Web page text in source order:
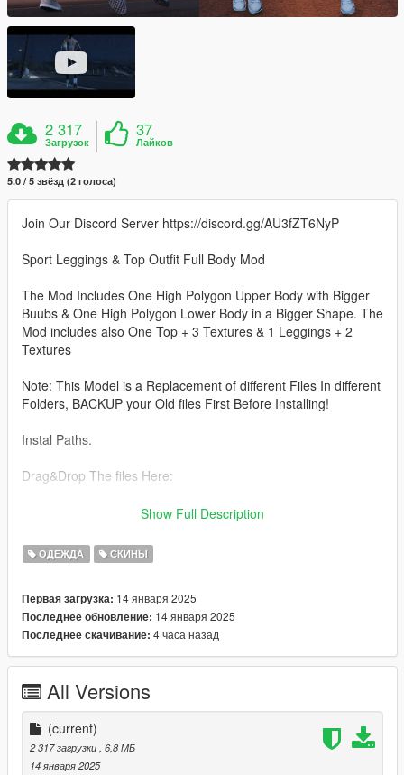
2 317
Загрузок
37
Лайков
5.0 / 5 звёзд (2 голоса)
Join Our Discord Server https://discord.gg/AU3fZT6NyP
Sport Leggings & Top Outfit Full Body Mod
The Mod Includes One High Polygon Upper Body with Bigger
Buubs & One High Polygon Lower Body in a Bigger Shape. The
Mod includes also One Top + 3 Textures & 1 Leggings + 2
Textures
Note: This Model is a Replacement of different Files In different
Folders, BACKUP your Old files First Before Installing!
Instal Paths.
Drag&Drop The files Here:
C:\Program Files\Rockstar Games\Grand Theft Auto
V\mods\update\x64\dlcpacks\mpheist\dlc.rpf\x64\models\cdima
ist
All files From Top here
V\mods\update\x64\dlcpacks\mpbattle\dlc1.rpf\x64\models\cdi
mages\mpbattle_female.rpf\mp_f_freemode_01_mp_f_battle
All Files from Lower Here:
Show Full Description
ОДЕЖДА СКИНЫ
Первая загрузка: 14 января 2025
Последнее обновление: 14 января 2025
Последнее скачивание: 4 часа назад
All Versions
(current)
2 317 загрузки , 6,8 МБ
14 января 2025